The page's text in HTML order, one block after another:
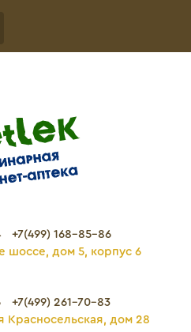
+7(499) 168-85-86
шоссе, дом 5, корпус 6
+7(499) 261-70-83
Красносельская, дом 28